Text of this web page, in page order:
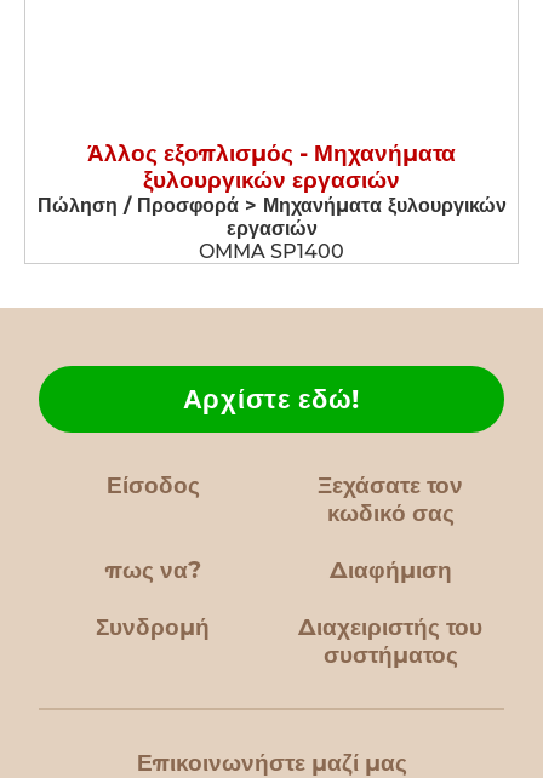
Άλλος εξοπλισμός - Μηχανήματα
ξυλουργικών εργασιών
Πώληση / Προσφορά > Μηχανήματα ξυλουργικών
εργασιών
OMMA SP1400
Είσοδος
Ξεχάσατε τον
κωδικό σας
πως να?
Αρχίστε εδώ!
Διαφήμιση
Συνδρομή
Διαχειριστής του
συστήματος
Επικοινωνήστε μαζί μας